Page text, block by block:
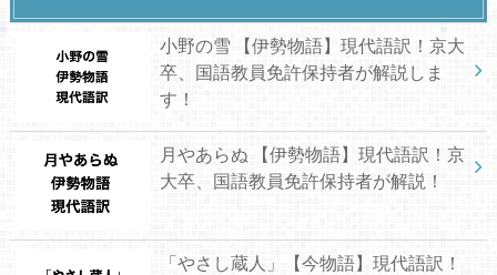
小野の雪 【伊勢物語】現代語訳！京大
卒、国語教員免許保持者が解説しま
す！
月やあらぬ 【伊勢物語】現代語訳！京
大卒、国語教員免許保持者が解説！
「やさし蔵人」【今物語】現代語訳！